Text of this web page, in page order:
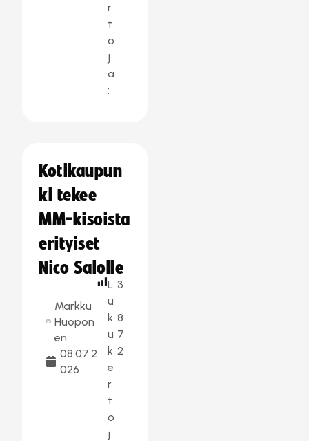
r
t
o
j
a
:
Kotikaupun
ki tekee
MM-kisoista
erityiset
Nico Salolle
Markku
Huopon
en
08.07.2
026
L
u
k
u
k
e
r
t
o
j
3
8
7
2